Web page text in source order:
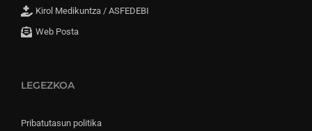
Kirol Medikuntza / ASFEDEBI
Web Posta
LEGEZKOA
Pribatutasun politika